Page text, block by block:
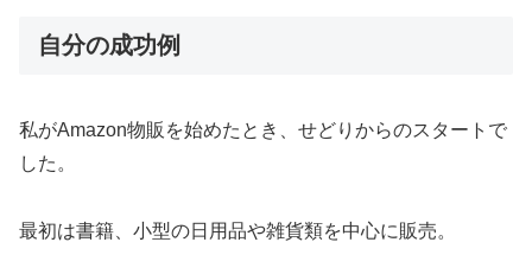
自分の成功例
私がAmazon物販を始めたとき、せどりからのスタートで
した。
最初は書籍、小型の日用品や雑貨類を中心に販売。